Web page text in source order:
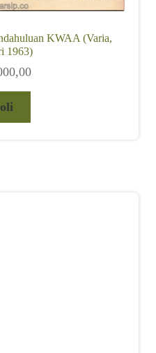
KWAA (Varia,
1963)